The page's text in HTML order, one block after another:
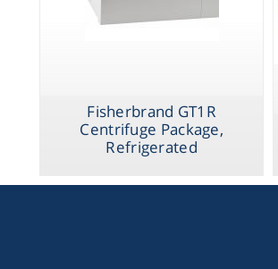
Fisherbrand GT1R
Centrifuge Package,
Refrigerated